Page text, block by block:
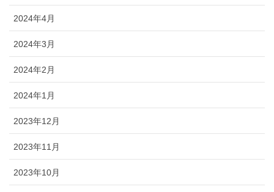
2024年4月
2024年3月
2024年2月
2024年1月
2023年12月
2023年11月
2023年10月